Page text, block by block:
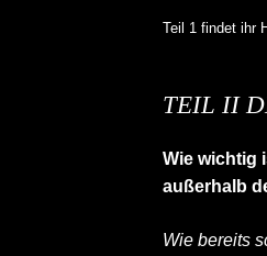
Teil 1 findet ihr
TEIL II
Wie wichtig
außerhalb
Wie bereits